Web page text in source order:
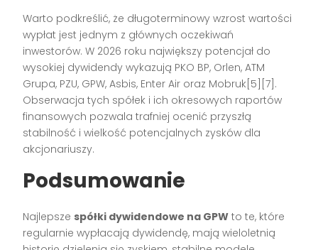
Warto podkreślić, że długoterminowy wzrost wartości
wypłat jest jednym z głównych oczekiwań
inwestorów. W 2026 roku największy potencjał do
wysokiej dywidendy wykazują PKO BP, Orlen, ATM
Grupa, PZU, GPW, Asbis, Enter Air oraz Mobruk[5][7].
Obserwacja tych spółek i ich okresowych raportów
finansowych pozwala trafniej ocenić przyszłą
stabilność i wielkość potencjalnych zysków dla
akcjonariuszy.
Podsumowanie
Najlepsze spółki dywidendowe na GPW to te, które
regularnie wypłacają dywidendę, mają wieloletnią